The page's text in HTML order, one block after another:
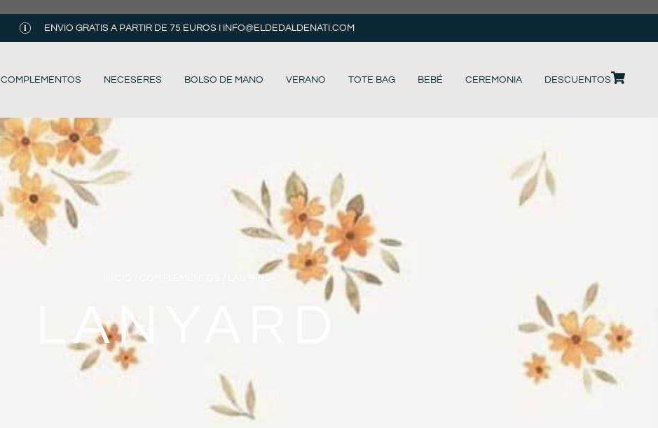
ENVIO GRATIS A PARTIR DE 75 EUROS I INFO@ELDEDALDENATI.COM
COMPLEMENTOS NECESERES BOLSO DE MANO VERANO TOTE BAG BEBÉ CEREMONIA DESCUENTOS
/ LANYARD
LANYARD